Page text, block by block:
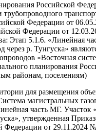
Российской
трубопроводного
Федерации от
Федерации от
Этап 5.1.6. «Линейная
р. Тунгуска»
«Восточная
планирования
районам, поселениям)
для размещения
магистральных
часть МГ.
утвержденная
Федерации от 29.11.2024